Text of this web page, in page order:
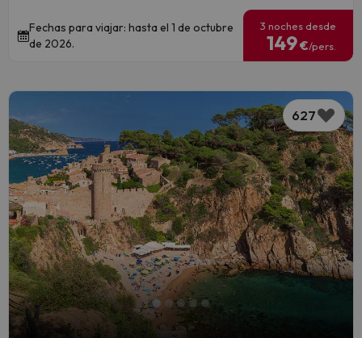
Fechas para viajar: hasta el 1 de octubre
de 2026.
3 noches desde
149€/pers.
627